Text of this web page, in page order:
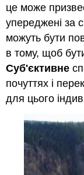
це може
упереджені за
можуть бути
в тому, щоб
Суб'єктивне
почуттях і
для цього